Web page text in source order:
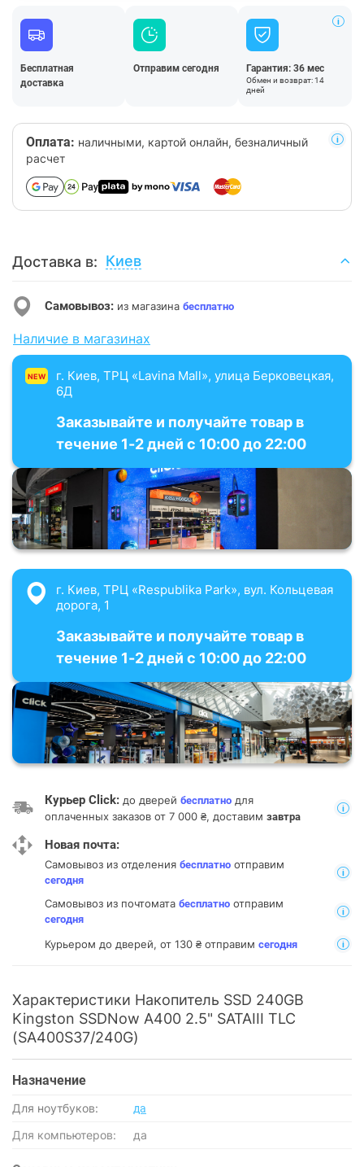
Бесплатная
доставка
Отправим сегодня Гарантия: 36 мес
Обмен и возврат: 14
дней
Оплата: наличными, картой онлайн, безналичный
расчет
Доставка в: Киев
Самовывоз: из магазина бесплатно
Наличие в магазинах
NEW
г. Киев, ТРЦ «Lavina Mall», улица Берковецкая,
6Д
Заказывайте и получайте товар в
течение 1-2 дней с 10:00 до 22:00
г. Киев, ТРЦ «Respublika Park», вул. Кольцевая
дорога, 1
Заказывайте и получайте товар в
течение 1-2 дней с 10:00 до 22:00
Курьер Click: до дверей бесплатно для
оплаченных заказов от 7 000 ₴, доставим завтра
Новая почта:
Самовывоз из отделения бесплатно отправим
сегодня
Самовывоз из почтомата бесплатно отправим
сегодня
Курьером до дверей, от 130 ₴ отправим сегодня
Характеристики Накопитель SSD 240GB
Kingston SSDNow A400 2.5" SATAIII TLC
(SA400S37/240G)
Назначение
Для ноутбуков: да
Для компьютеров: да